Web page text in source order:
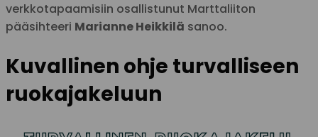
verkkotapaamisiin osallistunut Marttaliiton
pääsihteeri Marianne Heikkilä sanoo.
Kuvallinen ohje turvalliseen
ruokajakeluun